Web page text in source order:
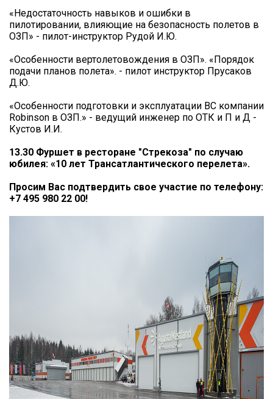
«Недостаточность навыков и ошибки в
пилотировании, влияющие на безопасность полетов в
ОЗП» - пилот-инструктор Рудой И.Ю.
«Особенности вертолетовождения в ОЗП». «Порядок
подачи планов полета». - пилот инструктор Прусаков
Д.Ю.
«Особенности подготовки и эксплуатации ВС компании
Robinson в ОЗП.» - ведущий инженер по ОТК и П и Д -
Кустов И.И.
13.30 Фуршет в ресторане "Стрекоза" по случаю
юбилея: «10 лет Трансатлантического перелета».
Просим Вас подтвердить свое участие по телефону:
+7 495 980 22 00!